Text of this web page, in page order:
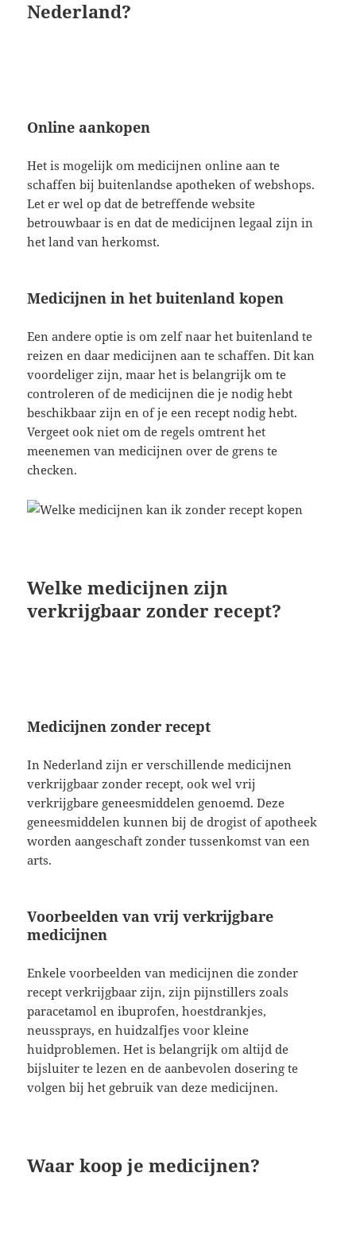
Nederland?
Online aankopen
Het is mogelijk om medicijnen online aan te
schaffen bij buitenlandse apotheken of webshops.
Let er wel op dat de betreffende website
betrouwbaar is en dat de medicijnen legaal zijn in
het land van herkomst.
Medicijnen in het buitenland kopen
Een andere optie is om zelf naar het buitenland te
reizen en daar medicijnen aan te schaffen. Dit kan
voordeliger zijn, maar het is belangrijk om te
controleren of de medicijnen die je nodig hebt
beschikbaar zijn en of je een recept nodig hebt.
Vergeet ook niet om de regels omtrent het
meenemen van medicijnen over de grens te
checken.
Welke medicijnen zijn
verkrijgbaar zonder recept?
Medicijnen zonder recept
In Nederland zijn er verschillende medicijnen
verkrijgbaar zonder recept, ook wel vrij
verkrijgbare geneesmiddelen genoemd. Deze
geneesmiddelen kunnen bij de drogist of apotheek
worden aangeschaft zonder tussenkomst van een
arts.
Voorbeelden van vrij verkrijgbare
medicijnen
Enkele voorbeelden van medicijnen die zonder
recept verkrijgbaar zijn, zijn pijnstillers zoals
paracetamol en ibuprofen, hoestdrankjes,
neussprays, en huidzalfjes voor kleine
huidproblemen. Het is belangrijk om altijd de
bijsluiter te lezen en de aanbevolen dosering te
volgen bij het gebruik van deze medicijnen.
Waar koop je medicijnen?